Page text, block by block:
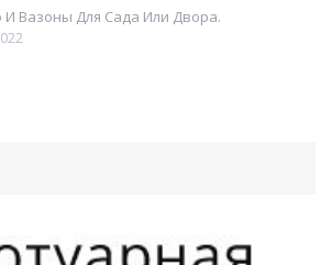
Вазоны Для Сада Или Двора.